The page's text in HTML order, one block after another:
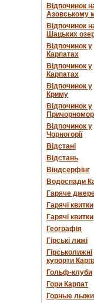
Відпочинок
Азовському
Відпочинок
Шацьких
Відпочинок у
Карпатах
Відпочинок у
Карпатах
Відпочинок у
Криму
Відпочинок у
Відпочинок у
Чорногорії
Відстані
Відстань
Віндсерфінг
Водоспади
Гаряче
Гарячі квитки
Гарячі квитки
Географія
Гірські лижі
Гірськолижні
курорти
Гольф-клуби
Гори Карпат
Горные лыжи